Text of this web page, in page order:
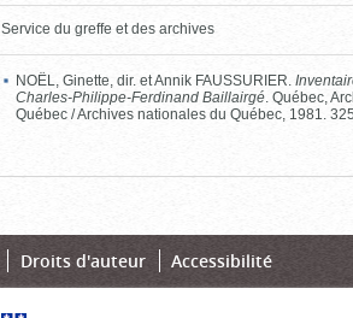
Service du greffe et des archives
NOËL, Ginette, dir. et Annik FAUSSURIER.
Charles-Philippe-Ferdinand Baillairgé. Québec,
Québec / Archives nationales du Québec, 1981.
Droits d'auteur Accessibilité